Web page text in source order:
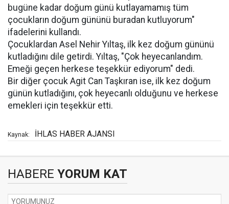
bugüne kadar doğum günü kutlayamamış tüm
çocukların doğum gününü buradan kutluyorum"
ifadelerini kullandı.
Çocuklardan Asel Nehir Yıltaş, ilk kez doğum gününü
kutladığını dile getirdi. Yıltaş, "Çok heyecanlandım.
Emeği geçen herkese teşekkür ediyorum" dedi.
Bir diğer çocuk Agit Can Taşkıran ise, ilk kez doğum
günün kutladığını, çok heyecanlı olduğunu ve herkese
emekleri için teşekkür etti.
Kaynak: İHLAS HABER AJANSI
HABERE YORUM KAT